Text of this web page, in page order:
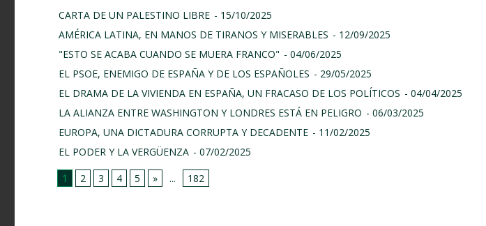
CARTA DE UN PALESTINO LIBRE - 15/10/2025
AMÉRICA LATINA, EN MANOS DE TIRANOS Y MISERABLES - 12/09/2025
"ESTO SE ACABA CUANDO SE MUERA FRANCO" - 04/06/2025
EL PSOE, ENEMIGO DE ESPAÑA Y DE LOS ESPAÑOLES - 29/05/2025
EL DRAMA DE LA VIVIENDA EN ESPAÑA, UN FRACASO DE LOS POLÍTICOS - 04/04/2025
LA ALIANZA ENTRE WASHINGTON Y LONDRES ESTÁ EN PELIGRO - 06/03/2025
EUROPA, UNA DICTADURA CORRUPTA Y DECADENTE - 11/02/2025
EL PODER Y LA VERGÜENZA - 07/02/2025
1
2 3 4 5 » ... 182